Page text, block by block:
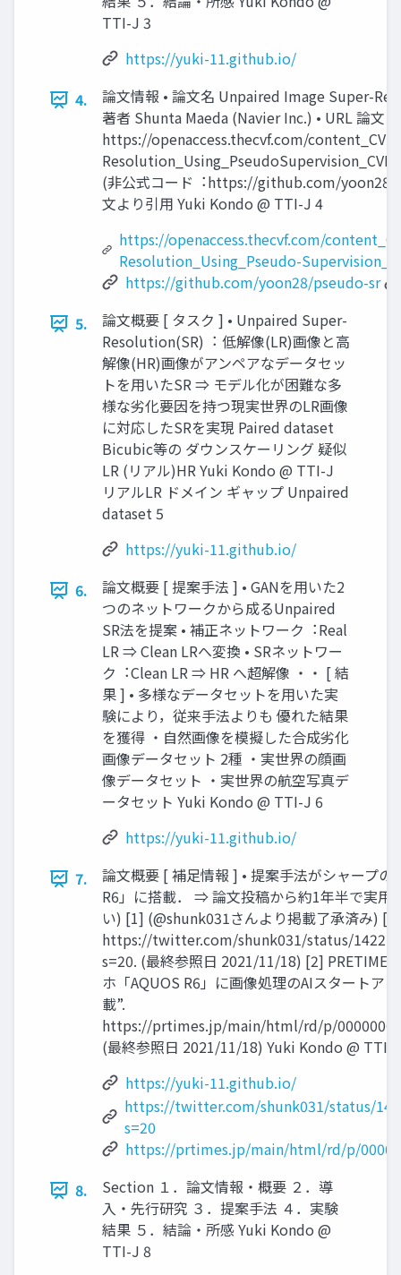
TTI-J 3
https://yuki-11.github.io/
4.
論⽂情報 • 論⽂名 Unpaired Image Super-
著者 Shunta Maeda (Navier Inc.) • URL 論⽂
https://openaccess.thecvf.com/
(⾮公式コード︓https://github.com/yoon28/
⽂より引⽤ Yuki Kondo @ TTI-J 4
https://openaccess.thecvf.com/
Resolution_Using_Pseudo-
https://github.com/yoon28/pseudo-sr
5.
論⽂概要 [ タスク ] • Unpaired Super-
Resolution(SR)︓ 低解像(LR)画像と⾼
解像(HR)画像がアンペアなデータセッ
トを⽤いたSR ⇒ モデル化が困難な多
様な劣化要因を持つ現実世界のLR画像
に対応したSRを実現 Paired dataset
Bicubic等の ダウンスケーリング 疑似
LR (リアル)HR Yuki Kondo @ TTI-J
リアルLR ドメイン ギャップ Unpaired
dataset 5
https://yuki-11.github.io/
6.
論⽂概要 [ 提案⼿法 ] • GANを⽤いた2
つのネットワークから成るUnpaired
SR法を提案 • 補正ネットワーク︓Real
LR ⇒ Clean LRへ変換 • SRネットワー
ク︓Clean LR ⇒ HR へ超解像 ・・ [ 結
果 ] • 多様なデータセットを⽤いた実
験により，従来⼿法よりも 優れた結果
を獲得 ・⾃然画像を模擬した合成劣化
画像データセット 2種 ・実世界の顔画
像データセット ・実世界の航空写真デ
ータセット Yuki Kondo @ TTI-J 6
https://yuki-11.github.io/
7.
論⽂概要 [ 補⾜情報 ] • 提案⼿法がシャープの
R6」に搭載． ⇒ 論⽂投稿から約1年半で実⽤
い) [1] (@shunk031さんより掲載了承済み)
https://twitter.com/shunk031/status/
s=20. (最終参照⽇ 2021/11/18) [2]
ホ「AQUOS R6」に画像処理のAIスタートア
載”.
https://prtimes.jp/main/html/rd/p/
(最終参照⽇ 2021/11/18) Yuki Kondo @ TTI-
https://yuki-11.github.io/
https://twitter.com/shunk031/status/
s=20
https://prtimes.jp/main/html/rd/p/
8.
Section １．論⽂情報・概要 ２．導
⼊・先⾏研究 ３．提案⼿法 ４．実験
結果 ５．結論・所感 Yuki Kondo @
TTI-J 8